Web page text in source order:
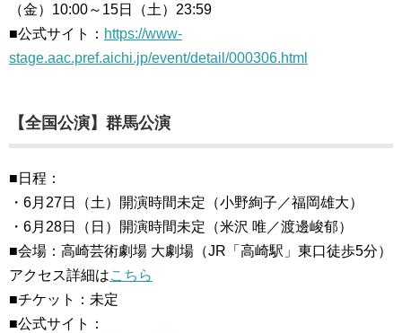
（金）10:00～15日（土）23:59
■公式サイト： https://www-
stage.aac.pref.aichi.jp/event/detail/000306.html
【全国公演】群馬公演
■日程：
・6月27日（土）開演時間未定（小野絢子／福岡雄大）
・6月28日（日）開演時間未定（米沢 唯／渡邊峻郁）
■会場：高崎芸術劇場 大劇場（JR「高崎駅」東口徒歩5分）
アクセス詳細はこちら
■チケット：未定
■公式サイト：